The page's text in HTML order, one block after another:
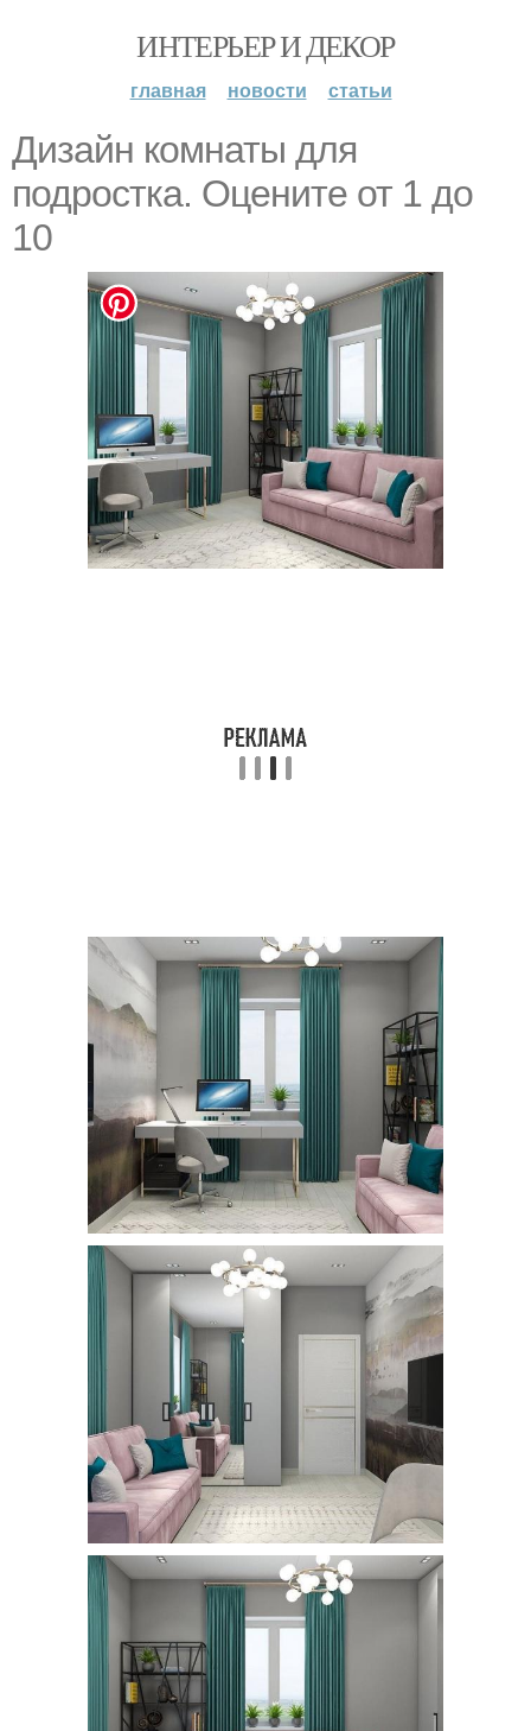
ИНТЕРЬЕР И ДЕКОР
главная новости статьи
Дизайн комнаты для
подростка. Оцените от 1 до
10